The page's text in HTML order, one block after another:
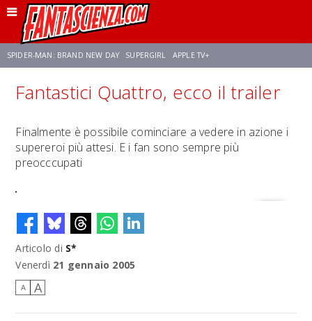
SPIDER-MAN: BRAND NEW DAY SUPERGIRL APPLE TV+
FRANCO RICCIARDIELLO ZENDAYA STAR TREK AVENGERS: DOOMSDAY
NETFLIX SADIE SINK STAR TREK: STRANGE NEW WORLDS
Fantastici Quattro, ecco il trailer
Finalmente è possibile cominciare a vedere in azione i
supereroi più attesi. E i fan sono sempre più
preocccupati
Articolo di S*
Venerdì 21 gennaio 2005
A A